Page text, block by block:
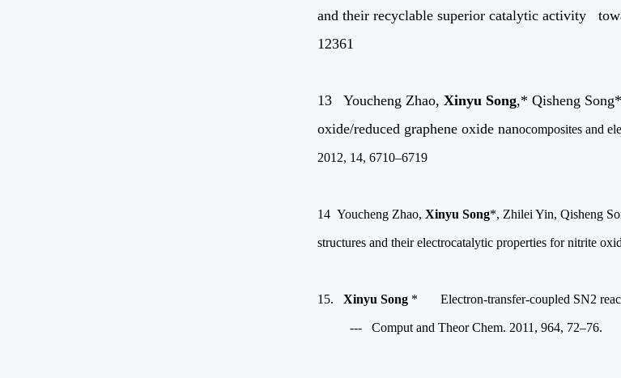
and their recyclable superior catalytic activity
12361
13 Youcheng Zhao, Xinyu Song,* Qisheng
oxide/reduced graphene oxide nanocomposites and
2012, 14, 6710–6719
14 Youcheng Zhao, Xinyu Song*, Zhilei Yin, Qisheng
structures and their electrocatalytic properties for nitrite
15. Xinyu Song * Electron-transfer-coupled SN2
--- Comput and Theor Chem. 2011, 964, 72–76.